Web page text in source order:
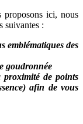
proposons ici, nous
suivantes :
emblématiques des
goudronnée
proximité de points
afin de vous